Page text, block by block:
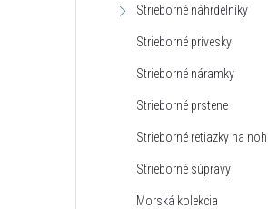
Strieborné náhrdelníky
Strieborné prívesky
Strieborné náramky
Strieborné prstene
Strieborné retiazky na
Strieborné súpravy
Morská kolekcia